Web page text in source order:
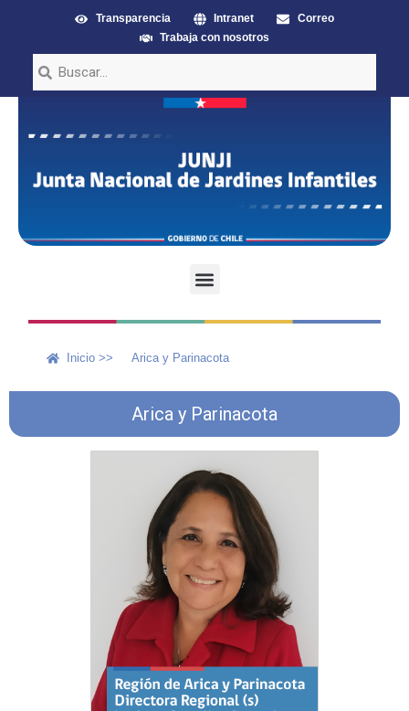
Transparencia Intranet
Correo
Trabaja con nosotros
Inicio >> Arica y Parinacota
Arica y Parinacota